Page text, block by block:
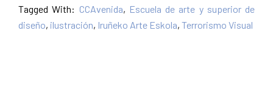
Tagged With: CCAvenida, Escuela de arte y superior de
diseño, ilustración, Iruñeko Arte Eskola, Terrorismo Visual